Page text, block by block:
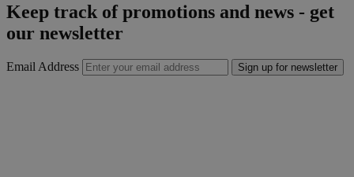
Keep track of promotions and news - get
our newsletter
Email Address Sign up for newsletter